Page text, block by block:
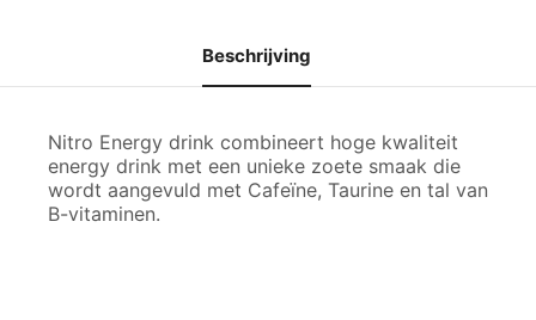
Beschrijving
Nitro Energy drink combineert hoge kwaliteit
energy drink met een unieke zoete smaak die
wordt aangevuld met Cafeïne, Taurine en tal van
B-vitaminen.